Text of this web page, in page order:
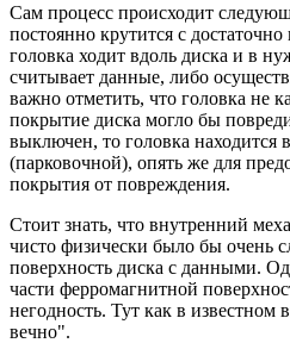
Сам процесс происходит
постоянно крутится с
головка ходит вдоль диска и в
считывает данные, либо
важно отметить, что головка не
покрытие диска могло бы
выключен, то головка находится
(парковочной), опять же для
покрытия от повреждения.
Стоит знать, что внутренний
чисто физически было бы очень
поверхность диска с данными.
части ферромагнитной
негодность. Тут как в
вечно".